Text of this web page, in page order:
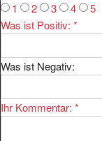
1
2 3 4
5
Was ist Positiv: *
Was ist Negativ:
Ihr Kommentar: *